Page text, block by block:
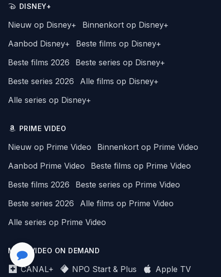
DISNEY+
Nieuw op Disney+
Binnenkort op Disney+
Aanbod Disney+
Beste films op Disney+
Beste films 2026
Beste series op Disney+
Beste series 2026
Alle films op Disney+
Alle series op Disney+
PRIME VIDEO
Nieuw op Prime Video
Binnenkort op Prime Video
Aanbod Prime Video
Beste films op Prime Video
Beste films 2026
Beste series op Prime Video
Beste series 2026
Alle films op Prime Video
Alle series op Prime Video
MEER VIDEO ON DEMAND
CANAL+ NPO Start & Plus Apple TV